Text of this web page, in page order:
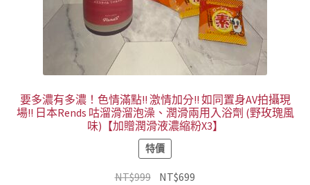
要多濃有多濃！色情滿點!! 激情加分!! 如同置身AV拍攝現
場!! 日本Rends 咕溜滑溜泡澡、潤滑兩用入浴劑 (野玫瑰風
味)【加贈潤滑液濃縮粉X3】
特價
NT$999 原NT$699